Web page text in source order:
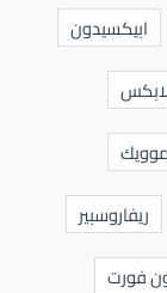
ابيكسيدون
ريفاروسبير
فورت